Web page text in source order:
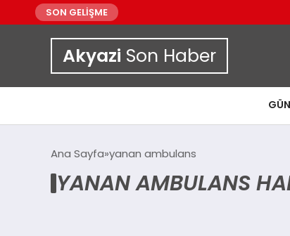
SON GELİŞME
Akyazi Son Haber
Ana Sayfa yanan ambulans
YANAN AMBULANS